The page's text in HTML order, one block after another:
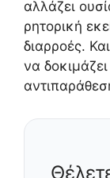
αλλάζει
ρητορική
διαρροές.
να